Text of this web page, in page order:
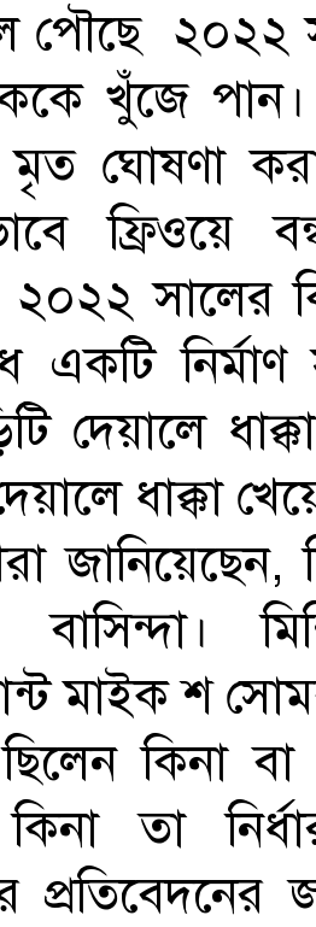
পৌছে ২০২২
খুঁজে পান।
ঘোষণা
ফ্রিওয়ে
সালের
একটি
দেয়ালে
ধাক্কা
বাসিন্দা।
মাইক শ
ছিলেন কিনা
তা
প্রতিবেদনের